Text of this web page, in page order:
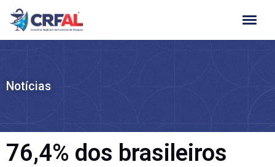
Ir
para
Notícias
76,4% dos brasileiros